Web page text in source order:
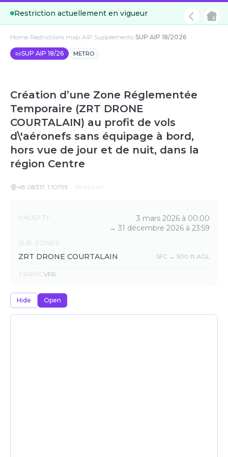
Restriction actuellement en vigueur
Home Restrictions map AIP Supplements SUP AIP 18/2026
📜SUP AIP 18/26 METRO
Création d’une Zone Réglementée
Temporaire (ZRT DRONE
COURTALAIN) au profit de vols
d\'aéronefs sans équipage à bord,
hors vue de jour et de nuit, dans la
région Centre
48.08317, 1.10795 58,96 km²
Details
VALIDITY
3 mars 2026 à 00:00
→ 31 décembre 2026 à 23:59
SUB-ZONES
ZRT DRONE COURTALAIN SFC → 500 ft AGL
TRAFICVFR
Hide Open